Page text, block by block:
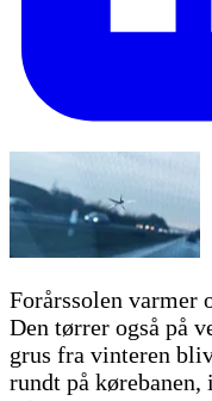
Forårssolen varmer
Den tørrer også på
grus fra vinteren
rundt på